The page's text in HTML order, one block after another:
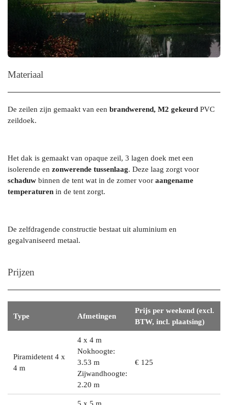
Materiaal
De zeilen zijn gemaakt van een brandwerend, M2 gekeurd PVC
zeildoek.
Het dak is gemaakt van opaque zeil, 3 lagen doek met een
isolerende en zonwerende tussenlaag. Deze laag zorgt voor
schaduw binnen de tent wat in de zomer voor aangename
temperaturen in de tent zorgt.
De zelfdragende constructie bestaat uit aluminium en
gegalvaniseerd metaal.
Prijzen
Type Afmetingen
Prijs per weekend (excl.
BTW, incl. plaatsing)
Piramidetent 4 x
4 m
4 x 4 m
Nokhoogte:
3.53 m
Zijwandhoogte:
2.20 m
€ 125